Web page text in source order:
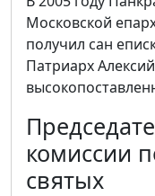
Московской
получил сан
Патриарх
комиссии
святых